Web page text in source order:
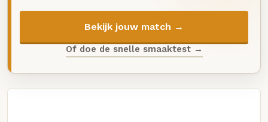
Bekijk jouw match →
Of doe de snelle smaaktest →